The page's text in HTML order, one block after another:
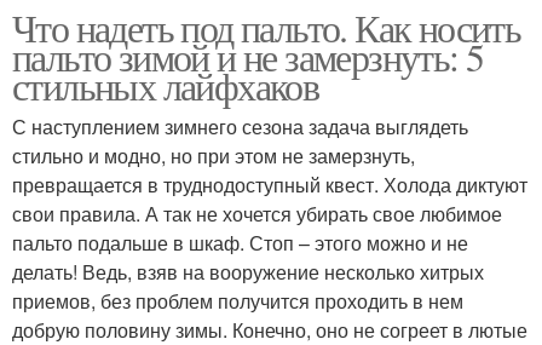
Что надеть под пальто. Как носить
пальто зимой и не замерзнуть: 5
стильных лайфхаков
С наступлением зимнего сезона задача выглядеть
стильно и модно, но при этом не замерзнуть,
превращается в труднодоступный квест. Холода диктуют
свои правила. А так не хочется убирать свое любимое
пальто подальше в шкаф. Стоп – этого можно и не
делать! Ведь, взяв на вооружение несколько хитрых
приемов, без проблем получится проходить в нем
добрую половину зимы. Конечно, оно не согреет в лютые